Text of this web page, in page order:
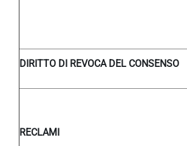
DIRITTO DI REVOCA DEL CONSENSO
RECLAMI